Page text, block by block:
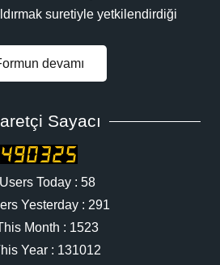
suretiyle yetkilendirdiği
devamı
Sayacı
Today : 58
Yesterday : 291
Month : 1523
Year : 131012